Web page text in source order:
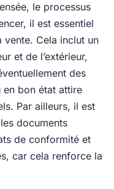
le processus
il est essentiel
Cela inclut un
et de l’extérieur,
des
en bon état attire
Par ailleurs, il est
documents
de conformité et
car cela renforce la